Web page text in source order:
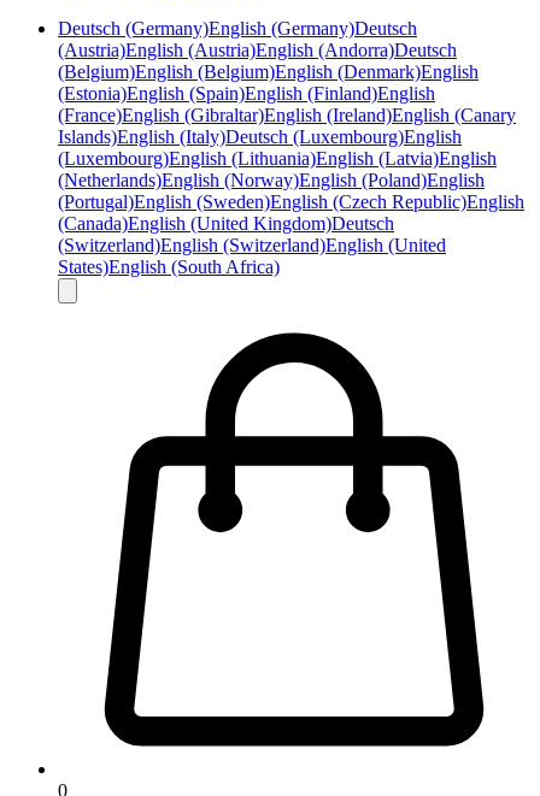
Deutsch (Germany)English (Germany)Deutsch
(Austria)English (Austria)English (Andorra)Deutsch
(Belgium)English (Belgium)English (Denmark)English
(Estonia)English (Spain)English (Finland)English
(France)English (Gibraltar)English (Ireland)English (Canary
Islands)English (Italy)Deutsch (Luxembourg)English
(Luxembourg)English (Lithuania)English (Latvia)English
(Netherlands)English (Norway)English (Poland)English
(Portugal)English (Sweden)English (Czech Republic)English
(Canada)English (United Kingdom)Deutsch
(Switzerland)English (Switzerland)English (United
States)English (South Africa)
0